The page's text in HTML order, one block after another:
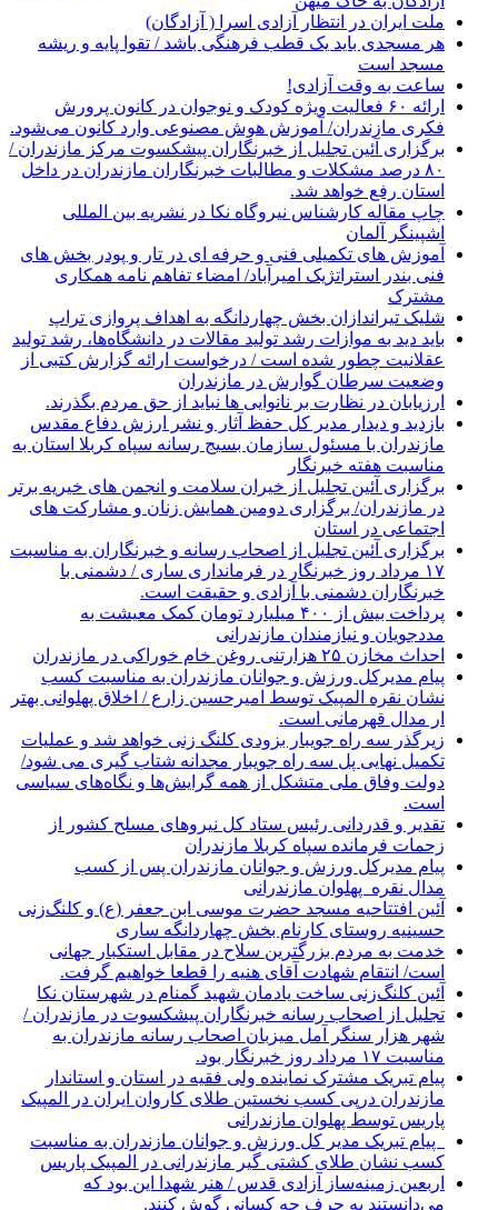
ملت ایران در انتظار آزادی اسرا ( آزادگان)
هر مسجدی باید یک قطب فرهنگی باشد / تقوا پایه و ریشه
مسجد است
ساعت به وقت آزادی!
ارائه ۶۰ فعالیت ویژه کودک و نوجوان در کانون پرورش
فکری مازندران/ آموزش هوش مصنوعی وارد کانون می‌شود.
برگزاری آئین تجلیل از خبرنگاران پیشکسوت مرکز مازندران /
۸۰ درصد مشکلات و مطالبات خبرنگاران مازندران در داخل
استان رفع خواهد شد.
چاپ مقاله کارشناس نيروگاه نكا در نشریه بین المللی
اشپینگر آلمان
آموزش های تکمیلی فنی و حرفه ای در تار و پودر بخش های
فنی بندر استراتژیک امیرآباد/ امضاء تفاهم نامه همکاری
مشترک
شلیک تیراندازان بخش چهاردانگه به اهداف پروازی تراپ
باید دید به موازات رشد تولید مقالات در دانشگاه‌ها، رشد تولید
عقلانیت چطور شده است / درخواست ارائه گزارش کتبی از
وضعیت سرطان گوارش در مازندران
ارزیابان در نظارت بر نانوایی ها نباید از حق مردم بگذرند.
بازدید و دیدار مدیر کل حفظ آثار و نشر ارزش دفاع مقدس
مازندران با مسئول سازمان بسیج رسانه سپاه کربلا استان به
مناسبت هفته خبرنگار
برگزاری آئین تجلیل از خیران سلامت و انجمن های خیریه برتر
در مازندران/ برگزاری دومین همایش زنان و مشارکت های
اجتماعی در استان
برگزاری آئین تجلیل از اصحاب رسانه و خبرنگاران به مناسبت
۱۷ مرداد روز خبرنگار در فرمانداری ساری / دشمنی با
خبرنگاران دشمنی با آزادی و حقیقت است.
پرداخت بیش از ۴۰۰ میلیارد تومان کمک معیشت به
مددجویان و نیازمندان مازندرانی
احداث مخازن ۲۵ هزارتنی روغن خام خوراکی در مازندران
پیام مدیرکل ورزش و جوانان مازندران به مناسبت کسب
نشان نقره المپیک توسط امیرحسین زارع / اخلاق پهلوانی بهتر
ار مدال قهرمانی است.
زیرگذر سه راه جویبار بزودی کلنگ زنی خواهد شد و عملیات
تکمیل نهایی پل سه راه جویبار مجدانه شتاب گیری می شود/
دولت وفاق ملی متشکل از همه گرایش‌ها و نگاه‌های سیاسی
است.
تقدیر و قدردانی رئیس ستاد کل نیرو‌های مسلح کشور از
زحمات فرمانده سپاه کربلا مازندران
پیام مدیرکل ورزش و جوانان مازندران پس از کسب
مدال نقره پهلوان مازندرانی
آئین افتتاحیه مسجد حضرت موسی ابن جعفر (ع) و کلنگ‌زنی
حسینیه روستای کارنام بخش چهاردانگه ساری
خدمت به مردم بزرگترین سلاح در مقابل استکبار جهانی
است/ انتقام شهادت آقای هنیه را قطعا خواهیم گرفت.
آئین کلنگ‌زنی ساخت یادمان شهید گمنام در شهرستان نکا
تجلیل از اصحاب رسانه خبرنگاران پیشکسوت در مازندران /
شهر هزار سنگر آمل میزبان اصحاب رسانه مازندران به
مناسبت ۱۷ مرداد روز خبرنگار بود.
پیام تبریک مشترک نماینده ولی فقیه در استان و استاندار
مازندران درپی کسب نخستین طلای کاروان ایران در المپیک
پاریس توسط پهلوان مازندرانی
‍ ‍ پیام تبریک مدیر کل ورزش و جوانان مازندران به مناسبت
کسب نشان طلای کشتی گیر مازندرانی در المپیک پاریس
اربعین زمینه‌ساز آزادی قدس / هنر شهدا این بود که
می‌دانستند به حرف چه کسانی گوش کنند.